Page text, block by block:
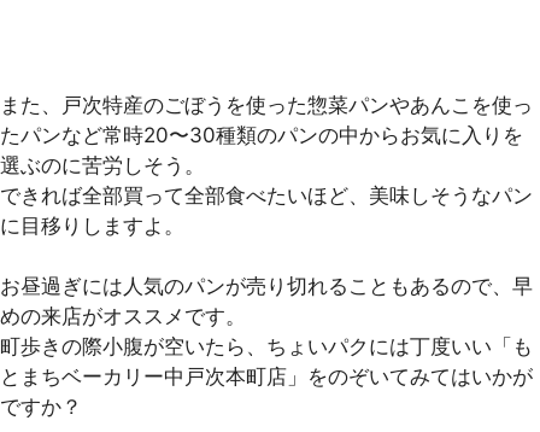
また、戸次特産のごぼうを使った惣菜パンやあんこを使っ
たパンなど常時20〜30種類のパンの中からお気に入りを
選ぶのに苦労しそう。
できれば全部買って全部食べたいほど、美味しそうなパン
に目移りしますよ。
お昼過ぎには人気のパンが売り切れることもあるので、早
めの来店がオススメです。
町歩きの際小腹が空いたら、ちょいパクには丁度いい「も
とまちベーカリー中戸次本町店」をのぞいてみてはいかが
ですか？